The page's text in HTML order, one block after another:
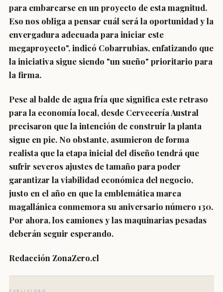
para embarcarse en un proyecto de esta magnitud.
Eso nos obliga a pensar cuál será la oportunidad y la
envergadura adecuada para iniciar este
megaproyecto", indicó Cobarrubias, enfatizando que
la iniciativa sigue siendo "un sueño" prioritario para
la firma.
Pese al balde de agua fría que significa este retraso
para la economía local, desde Cervecería Austral
precisaron que la intención de construir la planta
sigue en pie. No obstante, asumieron de forma
realista que la etapa inicial del diseño tendrá que
sufrir severos ajustes de tamaño para poder
garantizar la viabilidad económica del negocio,
justo en el año en que la emblemática marca
magallánica conmemora su aniversario número 130.
Por ahora, los camiones y las maquinarias pesadas
deberán seguir esperando.
Redacción ZonaZero.cl
PUBLICIDAD